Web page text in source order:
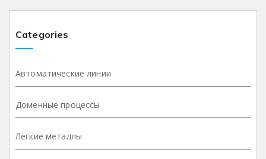
Categories
Автоматические линии
Доменные процессы
Легкие металлы